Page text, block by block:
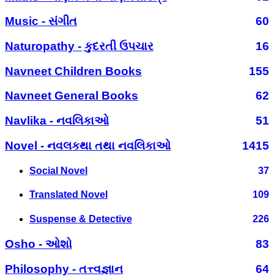
Music - સંગીત
60
Naturopathy - કુદરતી ઉપચાર
16
Navneet Children Books
155
Navneet General Books
62
Navlika - નવલિકાઓ
51
Novel - નવલકથા તથા નવલિકાઓ
1415
Social Novel 37
Translated Novel 109
Suspense & Detective 226
Osho - ઓશો
83
Philosophy - તત્ત્વજ્ઞાન
64